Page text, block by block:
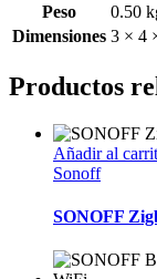
Peso
0.50
Dimensiones 3 × 4
Productos
Añadir al
Sonoff
SONOFF